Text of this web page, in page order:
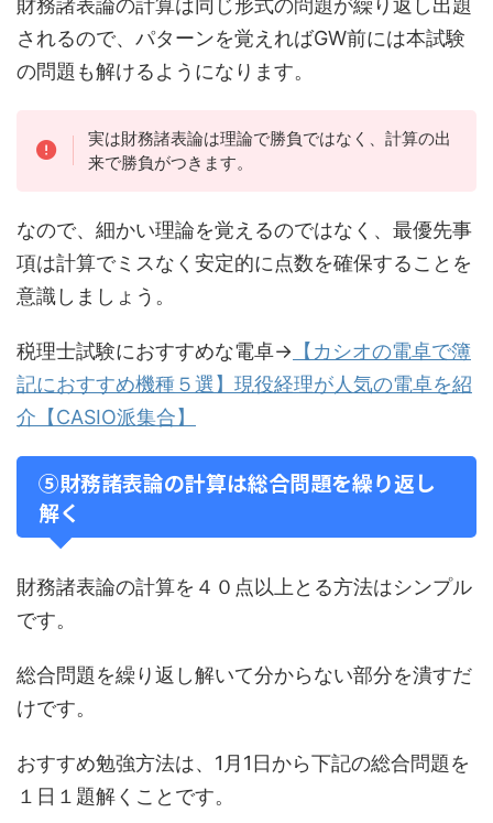
財務諸表論の計算は同じ形式の問題が繰り返し出題
されるので、パターンを覚えればGW前には本試験
の問題も解けるようになります。
実は財務諸表論は理論で勝負ではなく、計算の出
来で勝負がつきます。
なので、細かい理論を覚えるのではなく、最優先事
項は計算でミスなく安定的に点数を確保することを
意識しましょう。
税理士試験におすすめな電卓→ 【カシオの電卓で簿
記におすすめ機種５選】現役経理が人気の電卓を紹
介【CASIO派集合】
⑤財務諸表論の計算は総合問題を繰り返し
解く
財務諸表論の計算を４０点以上とる方法はシンプル
です。
総合問題を繰り返し解いて分からない部分を潰すだ
けです。
おすすめ勉強方法は、1月1日から下記の総合問題を
１日１題解くことです。